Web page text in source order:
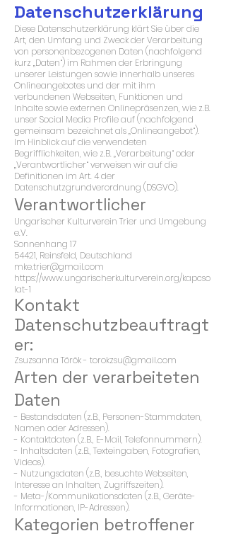
Datenschutzerklärung
Diese Datenschutzerklärung klärt Sie über die
Art, den Umfang und Zweck der Verarbeitung
von personenbezogenen Daten (nachfolgend
kurz „Daten“) im Rahmen der Erbringung
unserer Leistungen sowie innerhalb unseres
Onlineangebotes und der mit ihm
verbundenen Webseiten, Funktionen und
Inhalte sowie externen Onlinepräsenzen, wie z.B.
unser Social Media Profile auf (nachfolgend
gemeinsam bezeichnet als „Onlineangebot“).
Im Hinblick auf die verwendeten
Begrifflichkeiten, wie z.B. „Verarbeitung“ oder
„Verantwortlicher“ verweisen wir auf die
Definitionen im Art. 4 der
Datenschutzgrundverordnung (DSGVO).
Verantwortlicher
Ungarischer Kulturverein Trier und Umgebung
e.V.
Sonnenhang 17
54421, Reinsfeld, Deutschland
mke.trier@gmail.com
https://www.ungarischerkulturverein.org/kapcso
lat-1
Kontakt
Datenschutzbeauftragt
er:
Zsuzsanna Török - torokzsu@gmail.com
Arten der verarbeiteten
Daten
- Bestandsdaten (z.B., Personen-Stammdaten,
Namen oder Adressen).
- Kontaktdaten (z.B., E-Mail, Telefonnummern).
- Inhaltsdaten (z.B., Texteingaben, Fotografien,
Videos).
- Nutzungsdaten (z.B., besuchte Webseiten,
Interesse an Inhalten, Zugriffszeiten).
- Meta-/Kommunikationsdaten (z.B., Geräte-
Informationen, IP-Adressen).
Kategorien betroffener